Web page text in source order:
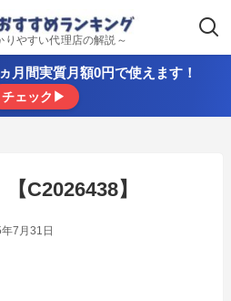
りやすい代理店の解説～
月間実質月額0円で使えます！
チェック▶
C2026438】
7月31日